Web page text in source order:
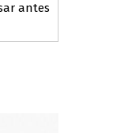
antes